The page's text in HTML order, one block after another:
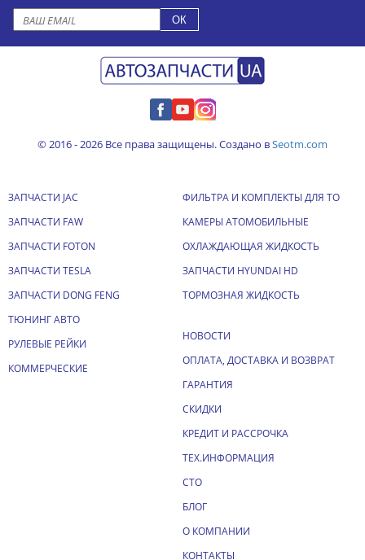
© 2016 - 2026 Все права защищены. Создано вSeotm.com
ЗАПЧАСТИ JAC
ЗАПЧАСТИ FAW
ЗАПЧАСТИ FOTON
ЗАПЧАСТИ TESLA
ЗАПЧАСТИ DONG FENG
ТЮНИНГ АВТО
РУЛЕВЫЕ РЕЙКИ
КОММЕРЧЕСКИЕ
ФИЛЬТРА И КОМПЛЕКТЫ ДЛЯ ТО
КАМЕРЫ АТОМОБИЛЬНЫЕ
ОХЛАЖДАЮЩАЯ ЖИДКОСТЬ
ЗАПЧАСТИ HYUNDAI HD
ТОРМОЗНАЯ ЖИДКОСТЬ
НОВОСТИ
ОПЛАТА, ДОСТАВКА И ВОЗВРАТ
ГАРАНТИЯ
СКИДКИ
КРЕДИТ И РАССРОЧКА
ТЕХ.ИНФОРМАЦИЯ
СТО
БЛОГ
О КОМПАНИИ
КОНТАКТЫ